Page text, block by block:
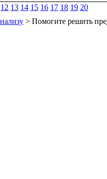
12 13 14 15 16 17 18 19 20
> Помогите решить